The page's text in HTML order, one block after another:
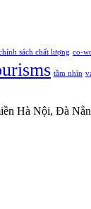
sách chất lượng co-
tầm nhìn
Hà Nội, Đà